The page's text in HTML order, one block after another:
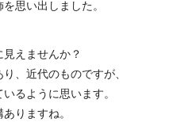
思い出しました。
えませんか？
、近代のものですが、
るように思います。
りますね。